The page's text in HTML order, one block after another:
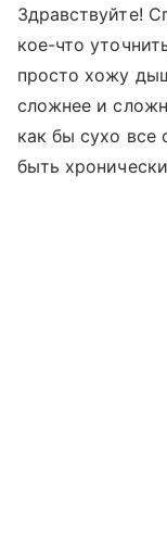
Здравствуйте!
кое-что
просто хожу
сложнее и
как бы сухо все
быть